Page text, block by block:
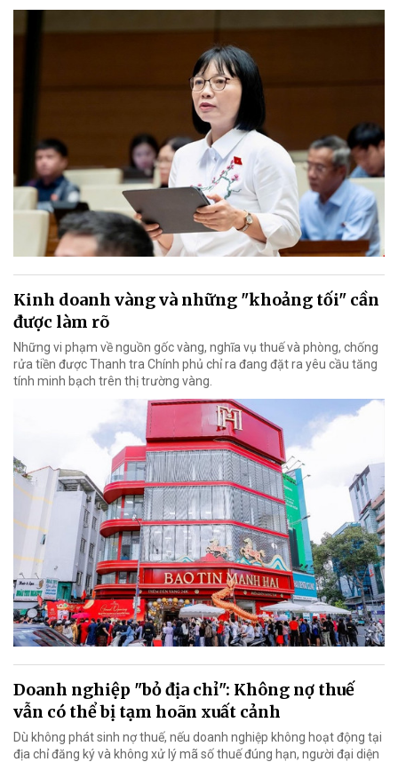
Kinh doanh vàng và những "khoảng tối" cần
được làm rõ
Những vi phạm về nguồn gốc vàng, nghĩa vụ thuế và phòng, chống
rửa tiền được Thanh tra Chính phủ chỉ ra đang đặt ra yêu cầu tăng
tính minh bạch trên thị trường vàng.
Doanh nghiệp "bỏ địa chỉ": Không nợ thuế
vẫn có thể bị tạm hoãn xuất cảnh
Dù không phát sinh nợ thuế, nếu doanh nghiệp không hoạt động tại
địa chỉ đăng ký và không xử lý mã số thuế đúng hạn, người đại diện